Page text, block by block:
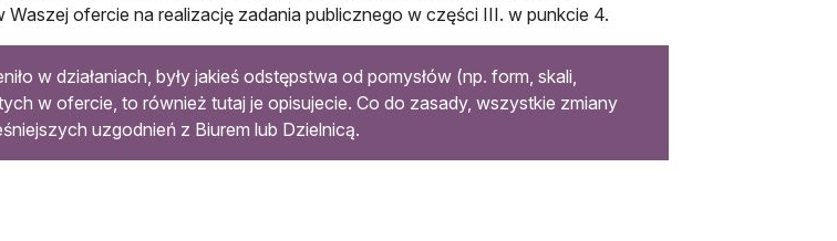
Waszej ofercie na realizację zadania publicznego w części III. w punkcie 4.
w działaniach, były jakieś odstępstwa od pomysłów (np. form, skali,
w ofercie, to również tutaj je opisujecie. Co do zasady, wszystkie zmiany
uzgodnień z Biurem lub Dzielnicą.